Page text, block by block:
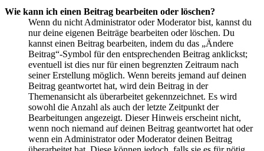
Wie kann ich einen Beitrag bearbeiten oder löschen?
Wenn du nicht Administrator oder Moderator bist, kannst du
nur deine eigenen Beiträge bearbeiten oder löschen. Du
kannst einen Beitrag bearbeiten, indem du das „Ändere
Beitrag“-Symbol für den entsprechenden Beitrag anklickst;
eventuell ist dies nur für einen begrenzten Zeitraum nach
seiner Erstellung möglich. Wenn bereits jemand auf deinen
Beitrag geantwortet hat, wird dein Beitrag in der
Themenansicht als überarbeitet gekennzeichnet. Es wird
sowohl die Anzahl als auch der letzte Zeitpunkt der
Bearbeitungen angezeigt. Dieser Hinweis erscheint nicht,
wenn noch niemand auf deinen Beitrag geantwortet hat oder
wenn ein Administrator oder Moderator deinen Beitrag